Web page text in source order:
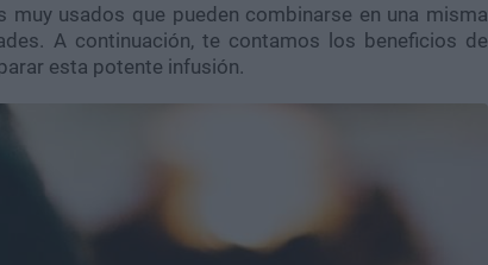
muy usados que pueden combinarse en una misma
A continuación, te contamos los beneficios de
esta potente infusión.